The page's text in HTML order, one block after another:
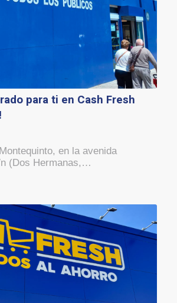
para ti en Cash Fresh
en la avenida
(Dos Hermanas,…